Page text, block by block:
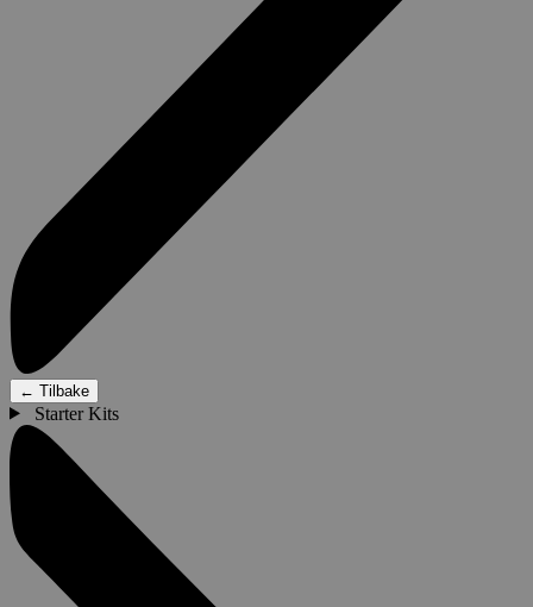
← Tilbake
Starter Kits